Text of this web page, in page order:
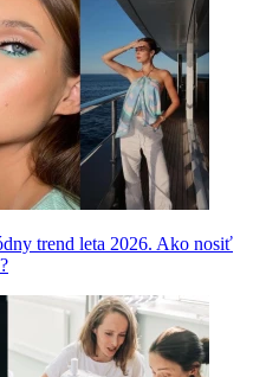
trend leta 2026. Ako nosiť